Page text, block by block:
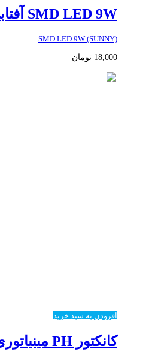
SMD LED 9W آفتابی (درایور خور)
SMD LED 9W (SUNNY)
18,000 تومان
افزودن به سبد خرید
کانکتور PH مینیاتوری 12 پین ماده